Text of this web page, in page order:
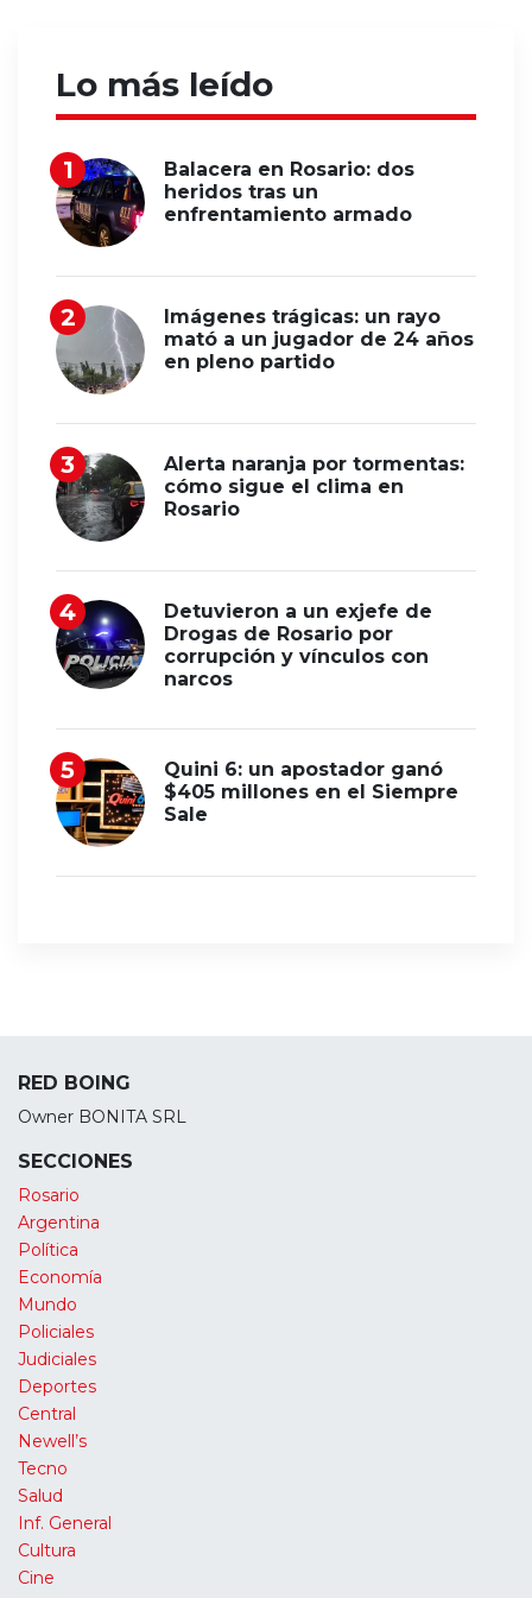
Lo más leído
Balacera en Rosario: dos
heridos tras un
enfrentamiento armado
Imágenes trágicas: un rayo
mató a un jugador de 24 años
en pleno partido
Alerta naranja por tormentas:
cómo sigue el clima en
Rosario
Detuvieron a un exjefe de
Drogas de Rosario por
corrupción y vínculos con
narcos
Quini 6: un apostador ganó
$405 millones en el Siempre
Sale
RED BOING
Owner BONITA SRL
SECCIONES
Rosario
Argentina
Política
Economía
Mundo
Policiales
Judiciales
Deportes
Central
Newell’s
Tecno
Salud
Inf. General
Cultura
Cine